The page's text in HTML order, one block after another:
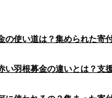
の使い道は？集められた寄
い羽根募金の違いとは？支